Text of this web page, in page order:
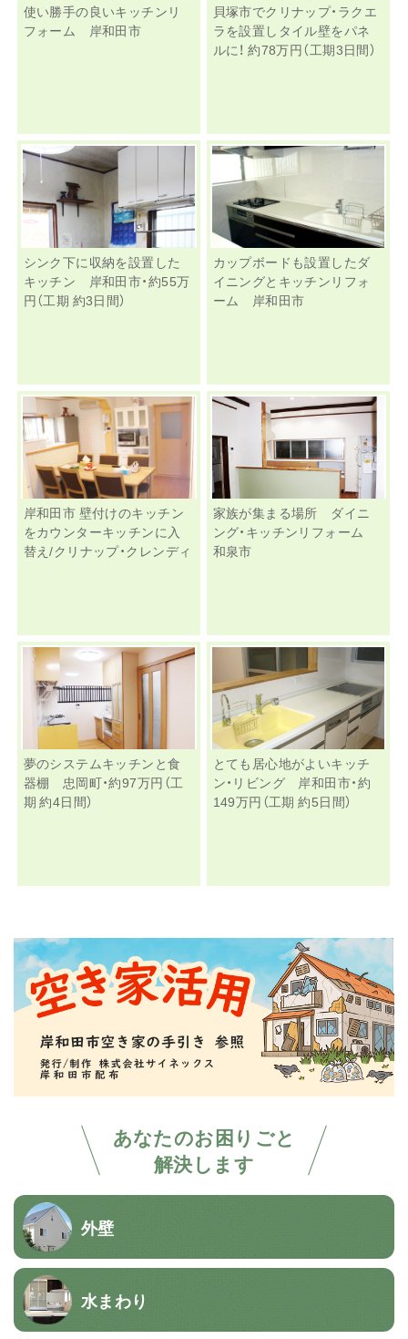
あなたのお困りごと
解決します
外壁
水まわり
使い勝手の良いキッチンリ
フォーム 岸和田市
貝塚市でクリナップ・ラクエ
ラを設置しタイル壁をパネ
ルに！ 約78万円（工期3日間）
シンク下に収納を設置した
キッチン 岸和田市・約55万
円（工期 約3日間）
カップボードも設置したダ
イニングとキッチンリフォ
ーム 岸和田市
岸和田市 壁付けのキッチン
をカウンターキッチンに入
替え/クリナップ・クレンディ
家族が集まる場所 ダイニ
ング・キッチンリフォーム
和泉市
夢のシステムキッチンと食
器棚 忠岡町・約97万円（工
期 約4日間）
とても居心地がよいキッチ
ン・リビング 岸和田市・約
149万円（工期 約5日間）